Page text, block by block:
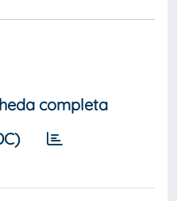
completa